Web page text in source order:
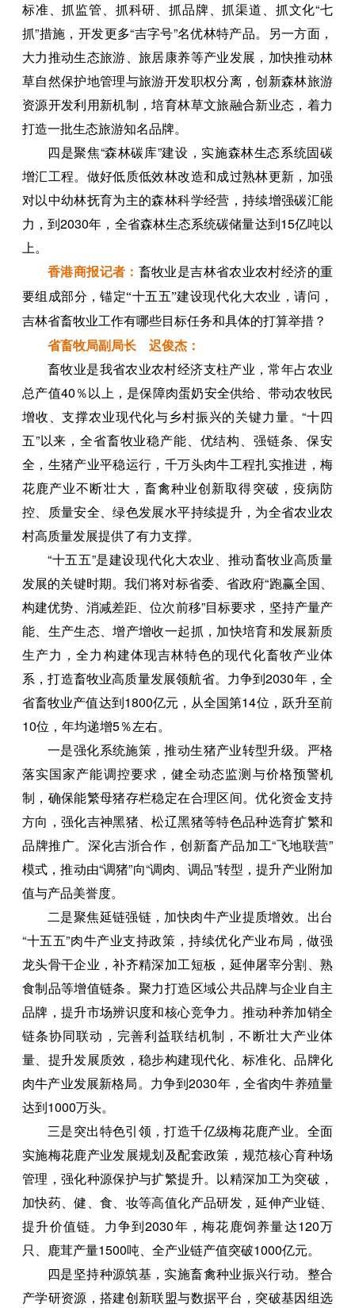
标准、抓监管、抓科研、抓品牌、抓渠道、抓文化“七
抓”措施，开发更多“吉字号”名优林特产品。另一方面，
大力推动生态旅游、旅居康养等产业发展，加快推动林
草自然保护地管理与旅游开发职权分离，创新森林旅游
资源开发利用新机制，培育林草文旅融合新业态，着力
打造一批生态旅游知名品牌。
四是聚焦“森林碳库”建设，实施森林生态系统固碳
增汇工程。做好低质低效林改造和成过熟林更新，加强
对以中幼林抚育为主的森林科学经营，持续增强碳汇能
力，到2030年，全省森林生态系统碳储量达到15亿吨以
上。
香港商报记者 ： 畜牧业是吉林省农业农村经济的重
要组成部分，锚定“十五五”建设现代化大农业，请问，
吉林省畜牧业工作有哪些目标任务和具体的打算举措？
省畜牧局副局长 迟俊杰：
畜牧业是我省农业农村经济支柱产业，常年占农业
总产值40％以上，是保障肉蛋奶安全供给、带动农牧民
增收、支撑农业现代化与乡村振兴的关键力量。“十四
五”以来，全省畜牧业稳产能、优结构、强链条、保安
全，生猪产业平稳运行，千万头肉牛工程扎实推进，梅
花鹿产业不断壮大，畜禽种业创新取得突破，疫病防
控、质量安全、绿色发展水平持续提升，为全省农业农
村高质量发展提供了有力支撑。
“十五五”是建设现代化大农业、推动畜牧业高质量
发展的关键时期。我们将对标省委、省政府“跑赢全国、
构建优势、消减差距、位次前移”目标要求，坚持产量产
能、生产生态、增产增收一起抓，加快培育和发展新质
生产力，全力构建体现吉林特色的现代化畜牧产业体
系，打造畜牧业高质量发展领航省。力争到2030年，全
省畜牧业产值达到1800亿元，从全国第14位，跃升至前
10位，年均递增5％左右。
一是强化系统施策，推动生猪产业转型升级。严格
落实国家产能调控要求，健全动态监测与价格预警机
制，确保能繁母猪存栏稳定在合理区间。优化资金支持
方向，强化吉神黑猪、松辽黑猪等特色品种选育扩繁和
品牌推广。深化吉浙合作，创新畜产品加工“飞地联营”
模式，推动由“调猪”向“调肉、调品”转型，提升产业附加
值与产品美誉度。
二是聚焦延链强链，加快肉牛产业提质增效。出台
“十五五”肉牛产业支持政策，持续优化产业布局，做强
龙头骨干企业，补齐精深加工短板，延伸屠宰分割、熟
食制品等增值链条。聚力打造区域公共品牌与企业自主
品牌，提升市场辨识度和核心竞争力。推动种养加销全
链条协同联动，完善利益联结机制，不断壮大产业体
量、提升发展质效，稳步构建现代化、标准化、品牌化
肉牛产业发展新格局。力争到2030年，全省肉牛养殖量
达到1000万头。
三是突出特色引领，打造千亿级梅花鹿产业。全面
实施梅花鹿产业发展规划及配套政策，规范核心育种场
管理，强化种源保护与扩繁提升。以精深加工为突破，
加快药、健、食、妆等高值化产品研发，延伸产业链、
提升价值链。力争到2030年，梅花鹿饲养量达120万
只、鹿茸产量1500吨、全产业链产值突破1000亿元。
四是坚持种源筑基，实施畜禽种业振兴行动。整合
产学研资源，搭建创新联盟与数据平台，突破基因组选